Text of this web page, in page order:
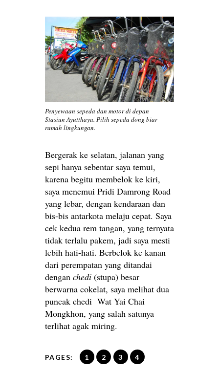
Penyewaan sepeda dan motor di depan
Stasiun Ayutthaya. Pilih sepeda dong biar
ramah lingkungan.
Bergerak ke selatan, jalanan yang
sepi hanya sebentar saya temui,
karena begitu membelok ke kiri,
saya menemui Pridi Damrong Road
yang lebar, dengan kendaraan dan
bis-bis antarkota melaju cepat. Saya
cek kedua rem tangan, yang ternyata
tidak terlalu pakem, jadi saya mesti
lebih hati-hati. Berbelok ke kanan
dari perempatan yang ditandai
dengan chedi (stupa) besar
berwarna cokelat, saya melihat dua
puncak chedi Wat Yai Chai
Mongkhon, yang salah satunya
terlihat agak miring.
PAGES: 1 2 3 4